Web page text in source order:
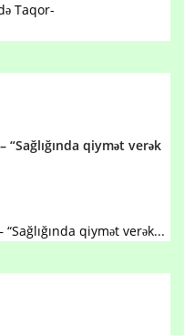
Taqor-
qiymət verək
qiymət verək...